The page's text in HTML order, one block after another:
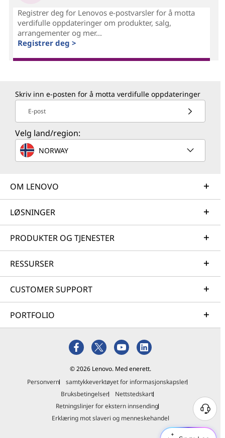
Registrer deg for Lenovos e-postvarsler for å motta
verdifulle oppdateringer om produkter, salg,
arrangementer og mer...
Registrer deg >
Skriv inn e-posten for å motta verdifulle oppdateringer
E-post
Velg land/region:
NORWAY
OM LENOVO
LØSNINGER
PRODUKTER OG TJENESTER
RESSURSER
CUSTOMER SUPPORT
PORTFOLIO
© 2026 Lenovo. Med enerett.
Personvern
samtykkeverktøyet for informasjonskapsler
Bruksbetingelser
Nettstedskart
Retningslinjer for ekstern innsending
Erklæring mot slaveri og menneskehandel